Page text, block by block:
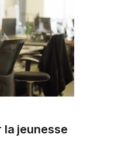
jeunesse